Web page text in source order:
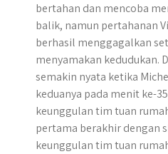
bertahan dan mencoba
balik, namun pertahanan
berhasil menggagalkan
menyamakan kedudukan.
semakin nyata ketika
keduanya pada menit ke-
keunggulan tim tuan
pertama berakhir dengan
keunggulan tim tuan